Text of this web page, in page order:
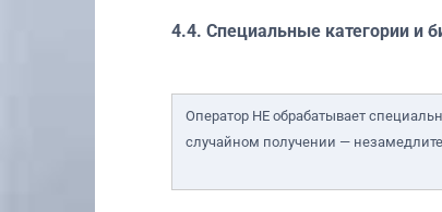
4.4. Специальные категории и
Оператор НЕ обрабатывает
случайном получении —